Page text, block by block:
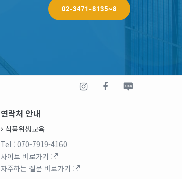
02-3471-8135~8
연락처 안내
식품위생교육
Tel : 070-7919-4160
사이트 바로가기
자주하는 질문 바로가기